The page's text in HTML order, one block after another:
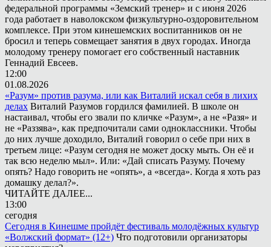
федеральной программы «Земский тренер» и с июня 2026
года работает в наволокском физкультурно-оздоровительном
комплексе. При этом кинешемских воспитанников он не
бросил и теперь совмещает занятия в двух городах. Иногда
молодому тренеру помогает его собственный наставник
Геннадий Евсеев.
12:00
01.08.2026
«Разум» против разума, или как Виталий искал себя в лихих
делах Виталий Разумов гордился фамилией. В школе он
настаивал, чтобы его звали по кличке «Разум», а не «Разя» и
не «Раззява», как предпочитали сами одноклассники. Чтобы
до них лучше доходило, Виталий говорил о себе при них в
третьем лице: «Разум сегодня не может доску мыть. Он её и
так всю неделю мыл». Или: «Дай списать Разуму. Почему
опять? Надо говорить не «опять», а «всегда». Когда я хоть раз
домашку делал?».
ЧИТАЙТЕ ДАЛЕЕ...
13:00
сегодня
Сегодня в Кинешме пройдёт фестиваль молодёжных культур
«Волжский формат» (12+) Что подготовили организаторы